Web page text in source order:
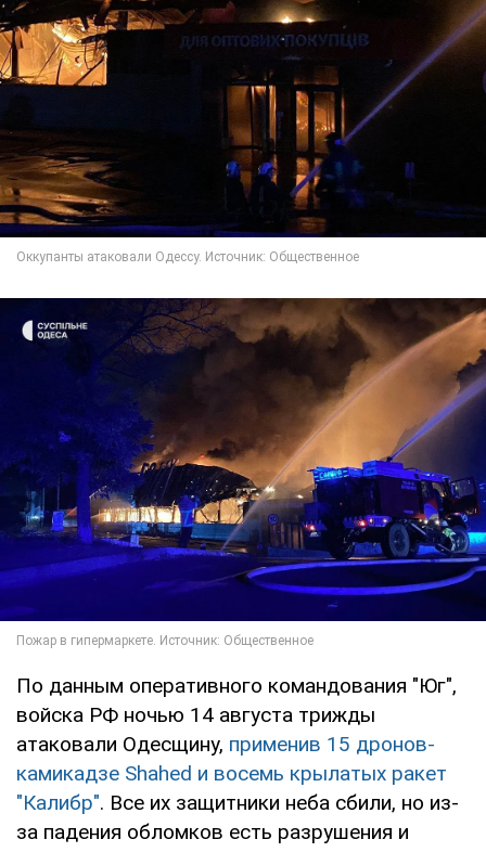
По данным оперативного командования "Юг",
войска РФ ночью 14 августа трижды
атаковали Одесщину, применив 15 дронов-
камикадзе Shahed и восемь крылатых ракет
"Калибр". Все их защитники неба сбили, но из-
за падения обломков есть разрушения и